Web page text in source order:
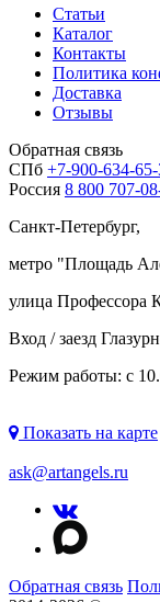
Статьи
Каталог
Контакты
Политика
Доставка
Отзывы
Обратная связь
СПб +7-900-634-
Россия 8 800 707-
Санкт-Петербург,
метро "Площадь
улица Профессора
Вход / заезд
Режим работы: с
Показать на карте
ask@artangels.ru
Обратная связь